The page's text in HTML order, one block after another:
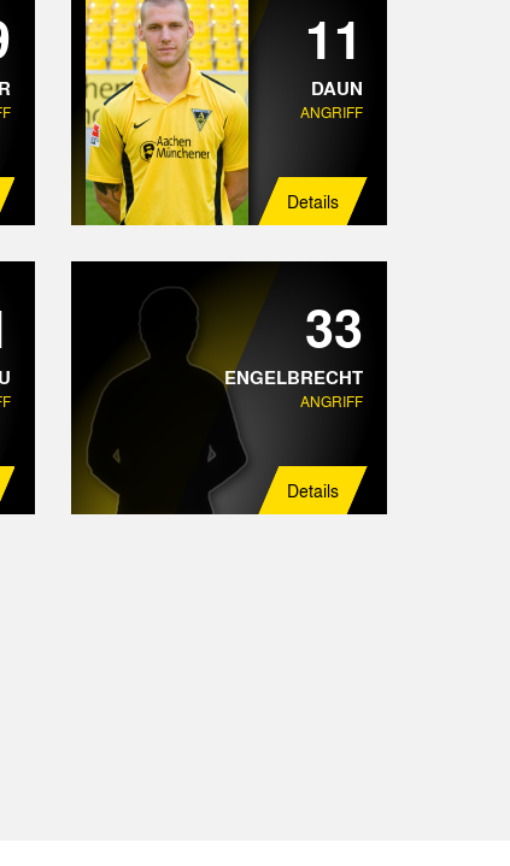
11
DAUN
ANGRIFF
Details
33
ENGELBRECHT
ANGRIFF
Details